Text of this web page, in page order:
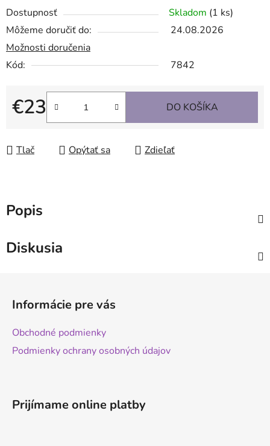
Dostupnosť Skladom (1 ks)
Môžeme doručiť do:
24.08.2026
Možnosti doručenia
Kód:
7842
€23
Jednotková cena:
DO KOŠÍKA
Tlač Opýtať sa Zdieľať
Popis
Diskusia
Informácie pre vás
Obchodné podmienky
Podmienky ochrany osobných údajov
Prijímame online platby